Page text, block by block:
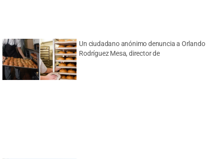
Un ciudadano anónimo denuncia a Orlando
Rodríguez Mesa, director de